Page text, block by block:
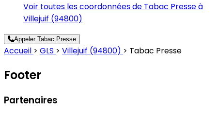
Voir toutes les coordonnées de Tabac Presse à
Villejuif (94800)
Appeler Tabac Presse
Accueil > GLS > Villejuif (94800) > Tabac Presse
Footer
Partenaires